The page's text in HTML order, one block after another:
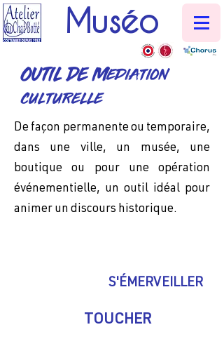
Muséo
OUTIL DE Mediation
culturelle
De façon permanente ou temporaire,
dans une ville, un musée, une
boutique ou pour une opération
événementielle, un outil idéal pour
animer un discours historique.
S'ÉMERVEILLER
TOUCHER